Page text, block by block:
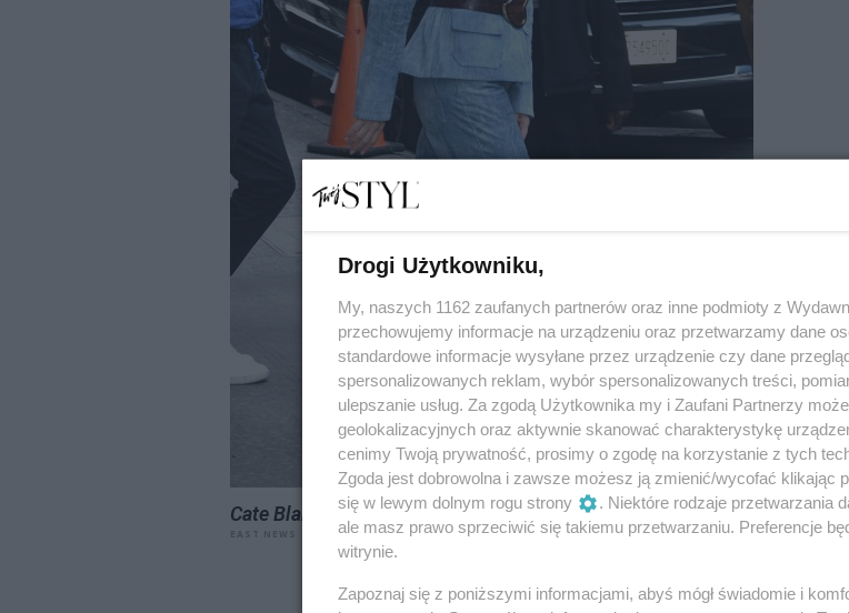
Cate Blanchett w dżinsowym zestawie
Drogi Użytkowniku,
My, naszych 1162 zaufanych partnerów oraz inne podmioty z
przechowujemy informacje na urządzeniu oraz przetwarzamy dane
standardowe informacje wysyłane przez urządzenie czy dane
spersonalizowanych reklam, wybór spersonalizowanych treści,
ulepszanie usług. Za zgodą Użytkownika my i Zaufani Partnerzy
geolokalizacyjnych oraz aktywnie skanować charakterystykę
cenimy Twoją prywatność, prosimy o zgodę na korzystanie z tych
Zgoda jest dobrowolna i zawsze możesz ją zmienić/wycofać klikając
się w lewym dolnym rogu strony
. Niektóre rodzaje przetwarzania
ale masz prawo sprzeciwić się takiemu przetwarzaniu. Preferencje
witrynie.
Zapoznaj się z poniższymi informacjami, abyś mógł świadomie i